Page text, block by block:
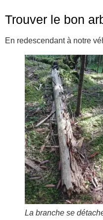
Trouver le bon
En redescendant à notre
La branche se